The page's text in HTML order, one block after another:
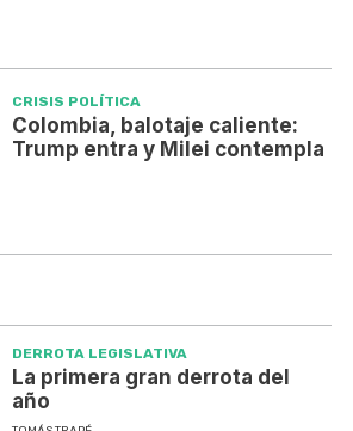
CRISIS POLÍTICA
Colombia, balotaje caliente:
Trump entra y Milei contempla
DERROTA LEGISLATIVA
La primera gran derrota del
año